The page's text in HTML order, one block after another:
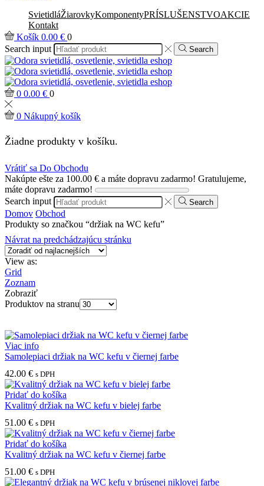
SvietidláŽiarovkyKomponentyPRÍSLUŠENSTVOAKCIE
Kontakt
Košík 0.00 € 0
Search input
Search
0 0.00 € 0
0 Nákupný košík
Žiadne produkty v košíku.
Vrátiť sa Do Obchodu
Nakúpte ešte za 100.00 € a máte dopravu zadarmo! Gratulujeme,
máte dopravu zadarmo!
Search input
Search
Domov Obchod
Produkty so značkou “držiak na WC kefu”
Návrat na predchádzajúcu stránku
View as:
Grid
Zoznam
Zobraziť
Produktov na stranu
Viac info
Samolepiaci držiak na WC kefu v čiernej farbe
42.00 € s DPH
Pridať do košíka
Kvalitný držiak na WC kefu v bielej farbe
51.00 € s DPH
Pridať do košíka
Kvalitný držiak na WC kefu v čiernej farbe
51.00 € s DPH